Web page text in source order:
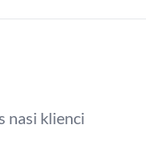
nasi klienci